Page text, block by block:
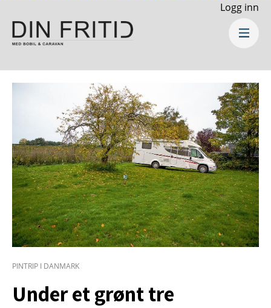
Logg inn
PINTRIP I DANMARK
Under et grønt tre